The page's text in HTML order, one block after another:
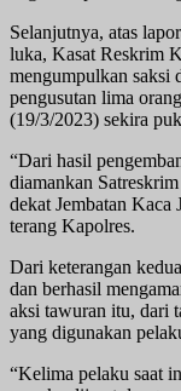
Selanjutnya, atas
luka, Kasat Reskrim
mengumpulkan saksi
pengusutan lima
(19/3/2023) sekira
“Dari hasil
diamankan
dekat Jembatan Kaca
terang Kapolres.
Dari keterangan
dan berhasil
aksi tawuran itu, dari
yang digunakan
“Kelima pelaku saat